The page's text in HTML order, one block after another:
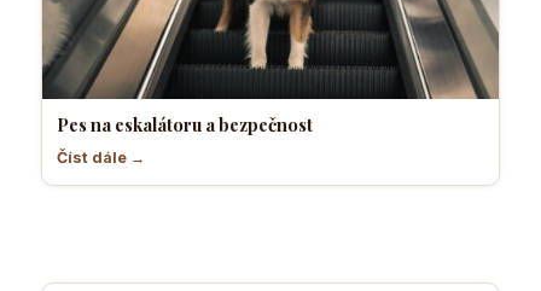
Pes na eskalátoru a bezpečnost
Číst dále →